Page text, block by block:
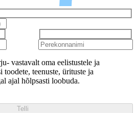
vastavalt oma eelistustele ja
teenuste, ürituste ja
ajal hõlpsasti loobuda.
Telli